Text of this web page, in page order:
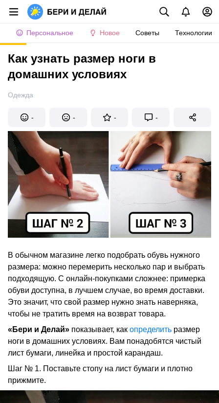
Персональное Новое Советы Технологии
Как узнать размер ноги в
домашних условиях
Одежда
- - - -
В обычном магазине легко подобрать обувь нужного
размера: можно перемерить несколько пар и выбрать
подходящую. С онлайн-покупками сложнее: примерка
обуви доступна, в лучшем случае, во время доставки.
Это значит, что свой размер нужно знать наверняка,
чтобы не тратить время на возврат товара.
«Бери и Делай» показывает, как определить размер
ноги в домашних условиях. Вам понадобятся чистый
лист бумаги, линейка и простой карандаш.
Шаг № 1. Поставьте стопу на лист бумаги и плотно
прижмите.